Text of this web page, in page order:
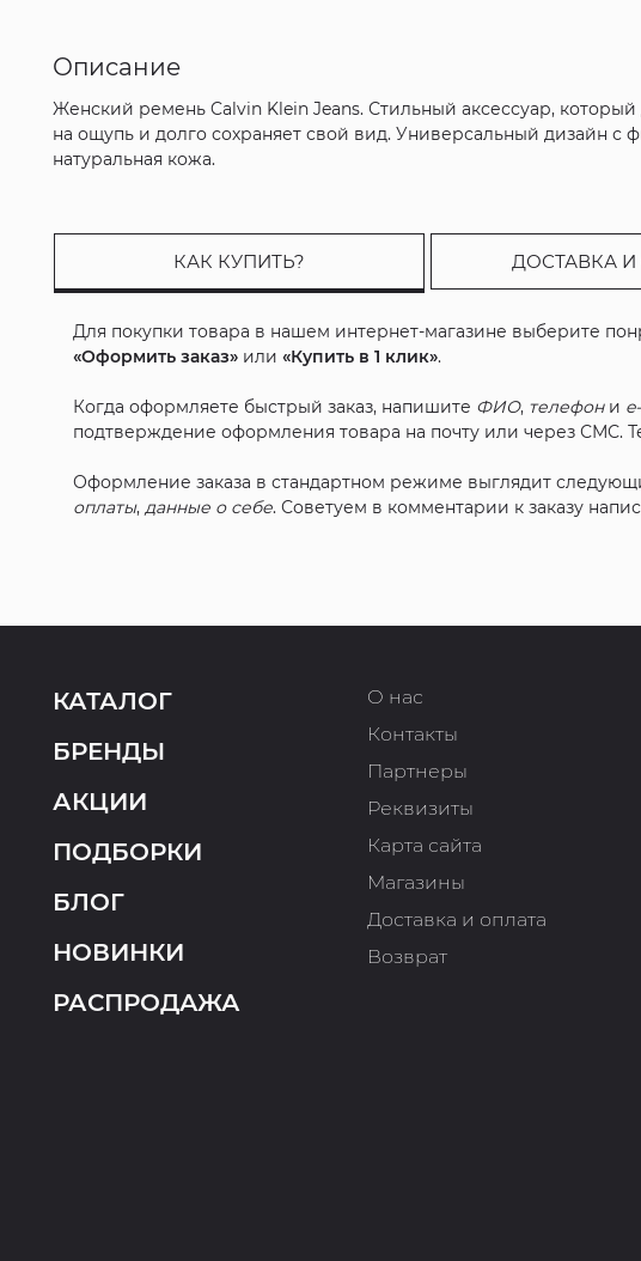
Описание
Женский ремень Calvin Klein Jeans. Стильный аксессуар,
на ощупь и долго сохраняет свой вид. Универсальный дизайн с
натуральная кожа.
КАК КУПИТЬ? ДОСТАВКА И
Для покупки товара в нашем интернет-магазине выберите
«Оформить заказ» или«Купить в 1 клик».
Когда оформляете быстрый заказ, напишите ФИО, телефони
подтверждение оформления товара на почту или через СМС.
Оформление заказа в стандартном режиме выглядит
оплаты,данные о себе. Советуем в комментарии к заказу
КАТАЛОГ
БРЕНДЫ
АКЦИИ
ПОДБОРКИ
БЛОГ
НОВИНКИ
РАСПРОДАЖА
О нас
Контакты
Партнеры
Реквизиты
Карта сайта
Магазины
Доставка и оплата
Возврат